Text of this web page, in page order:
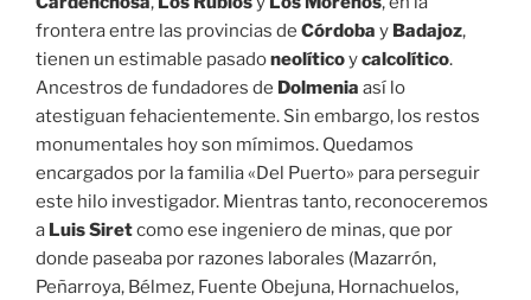
frontera entre las provincias de Córdoba y Badajoz,
tienen un estimable pasadoneolíticoycalcolítico.
Ancestros de fundadores de Dolmenia así lo
atestiguan fehacientemente. Sin embargo, los restos
monumentales hoy son mímimos. Quedamos
encargados por la familia «Del Puerto» para perseguir
este hilo investigador. Mientras tanto, reconoceremos
a Luis Siretcomo ese ingeniero de minas, que por
donde paseaba por razones laborales (Mazarrón,
Peñarroya, Bélmez, Fuente Obejuna, Hornachuelos,